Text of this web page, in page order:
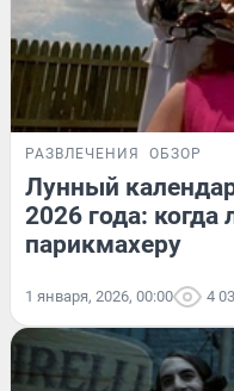
РАЗВЛЕЧЕНИЯ ОБЗОР
Лунный
2026 года: когда
парикмахеру
1 января, 2026, 00:00 4